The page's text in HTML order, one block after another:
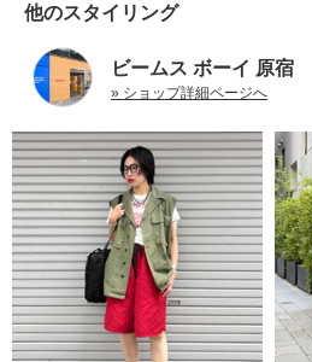
他のスタイリング
ビームス ボーイ 原宿
» ショップ詳細ページへ